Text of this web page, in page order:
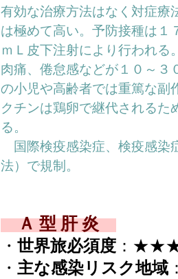
有効な治療方法はなく対症療
は極めて高い。予防接種は１
ｍＬ皮下注射により行われ
肉痛、倦怠感などが１０～３
の小児や高齢者では重篤な副
クチンは鶏卵で継代されるた
る。
国際検疫感染症、検疫感染
法）で規制。
Ａ 型 肝 炎
・ 世界旅必須度 ：
・ 主な感染リスク地域